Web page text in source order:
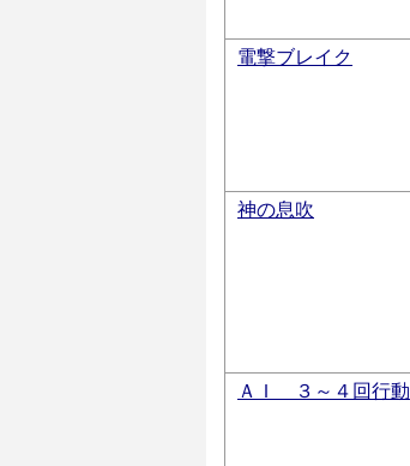
電撃ブレイク
神の息吹
ＡＩ ３～４回行動